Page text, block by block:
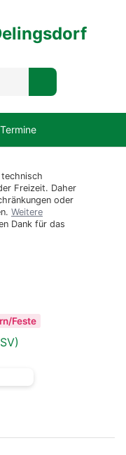
Termine
Freizeit. Daher
oder
Weitere
Dank für das
Feste